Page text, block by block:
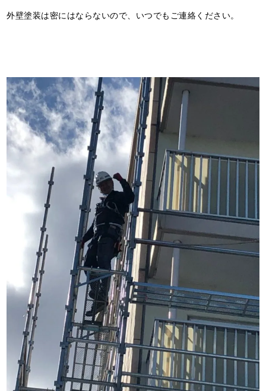
外壁塗装は密にはならないので、いつでもご連絡ください。